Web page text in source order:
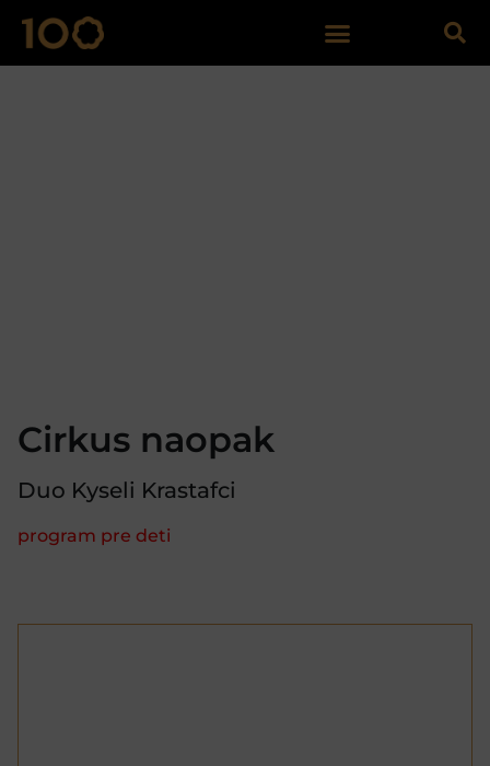
Cirkus naopak
Duo Kyseli Krastafci
program pre deti